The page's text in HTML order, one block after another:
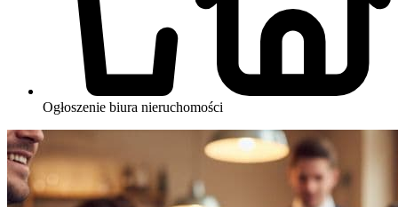
Ogłoszenie biura nieruchomości